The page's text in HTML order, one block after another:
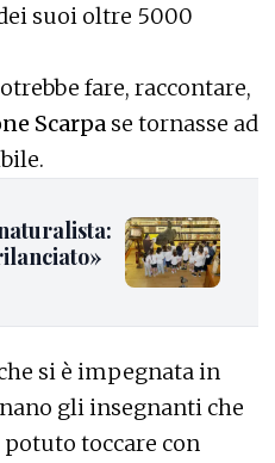
suoi oltre 5000
fare, raccontare,
Scarpa se tornasse ad
si è impegnata in
gli insegnanti che
toccare con